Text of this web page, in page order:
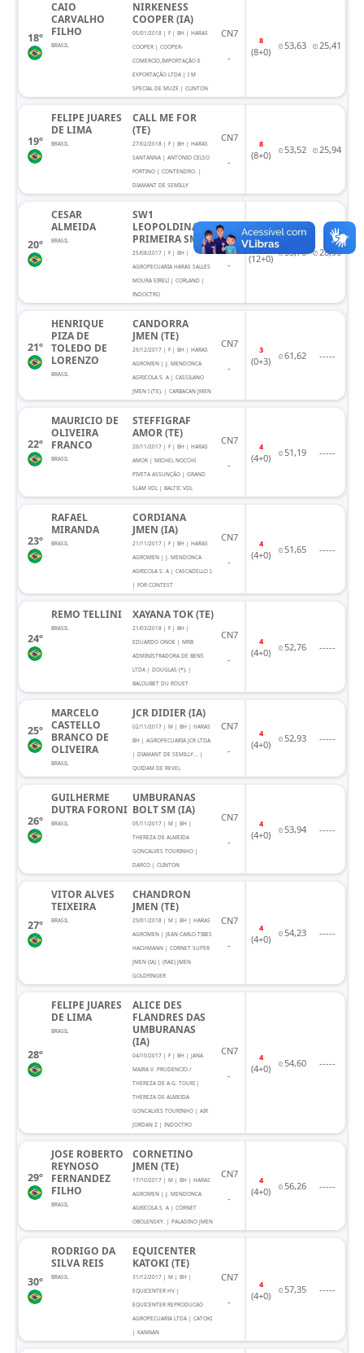
18º
CAIO
CARVALHO
FILHO
BRASIL
NIRKENESS
COOPER (IA)
05/01/2018 | F | BH | HARAS
COOPER | COOPER-
COMERCIO,IMPORTAÇÃO E
EXPORTAÇÃO LTDA | I M
SPECIAL DE MUZE | CLINTON
CN7
-
8
(8+0)
53,63 25,41
19º
FELIPE JUARES
DE LIMA
BRASIL
CALL ME FOR
(TE)
27/02/2018 | F | BH | HARAS
SANTANNA | ANTONIO CELSO
FORTINO | CONTENDRO. |
DIAMANT DE SEMILLY
CN7
-
8
(8+0) 53,52 25,94
20º
CESAR
ALMEIDA
BRASIL
SW1
LEOPOLDINA
PRIMEIRA SM
25/08/2017 | F | BH |
AGROPECUARIA HARAS SALLES
MOURA EIRELI | CORLAND |
INDOCTRO
CN7
-
12
(12+0)
55,76 28,96
21º
HENRIQUE
PIZA DE
TOLEDO DE
LORENZO
BRASIL
CANDORRA
JMEN (TE)
26/12/2017 | F | BH | HARAS
AGROMEN | J. MENDONCA
AGRICOLA S. A | CASSILANO
JMEN I (TE). | CARBACAN JMEN
CN7
-
3
(0+3) 61,62 -----
22º
MAURICIO DE
OLIVEIRA
FRANCO
BRASIL
STEFFIGRAF
AMOR (TE)
26/11/2017 | F | BH | HARAS
AMOR | MICHEL NOCCHI
PIVETA ASSUNÇÃO | GRAND
SLAM VDL | BALTIC VDL
CN7
-
4
(4+0) 51,19 -----
23º
RAFAEL
MIRANDA
BRASIL
CORDIANA
JMEN (IA)
21/11/2017 | F | BH | HARAS
AGROMEN | J. MENDONCA
AGRICOLA S. A | CASCADELLO I.
| FOR CONTEST
CN7
-
4
(4+0) 51,65 -----
24º
REMO TELLINI
BRASIL
XAYANA TOK (TE)
21/03/2018 | F | BH |
EDUARDO ONOE | MRB
ADMINISTRADORA DE BENS
LTDA | DOUGLAS (*). |
BALOUBET DU ROUET
CN7
-
4
(4+0) 52,76 -----
25º
MARCELO
CASTELLO
BRANCO DE
OLIVEIRA
BRASIL
JCR DIDIER (IA)
02/11/2017 | M | BH | HARAS
BH | AGROPECUARIA JCR LTDA
| DIAMANT DE SEMILLY... |
QUIDAM DE REVEL
CN7
-
4
(4+0)
52,93 -----
26º
GUILHERME
DUTRA FORONI
BRASIL
UMBURANAS
BOLT SM (IA)
05/11/2017 | M | BH |
THEREZA DE ALMEIDA
GONCALVES TOURINHO |
DARCO | CLINTON
CN7
-
4
(4+0) 53,94 -----
27º
VITOR ALVES
TEIXEIRA
BRASIL
CHANDRON
JMEN (TE)
29/01/2018 | M | BH | HARAS
AGROMEN | JEAN CARLO TIBES
HACHMANN | CORNET SUPER
JMEN (IA) | (RAE) JMEN
GOLDFINGER
CN7
-
4
(4+0)
54,23 -----
28º
FELIPE JUARES
DE LIMA
BRASIL
ALICE DES
FLANDRES DAS
UMBURANAS
(IA)
04/10/2017 | F | BH | JANA
MAIRA V. PRUDENCIO /
THEREZA DE A.G. TOURI |
THEREZA DE ALMEIDA
GONCALVES TOURINHO | AIR
JORDAN Z | INDOCTRO
CN7
-
4
(4+0) 54,60 -----
29º
JOSE ROBERTO
REYNOSO
FERNANDEZ
FILHO
BRASIL
CORNETINO
JMEN (TE)
17/10/2017 | M | BH | HARAS
AGROMEN | J. MENDONCA
AGRICOLA S. A | CORNET
OBOLENSKY. | PALADINO JMEN
CN7
-
4
(4+0) 56,26 -----
30º
RODRIGO DA
SILVA REIS
BRASIL
EQUICENTER
KATOKI (TE)
31/12/2017 | M | BH |
EQUICENTER HV |
EQUICENTER REPRODUCAO
AGROPECUARIA LTDA | CATOKI
| KANNAN
CN7
-
4
(4+0)
57,35 -----